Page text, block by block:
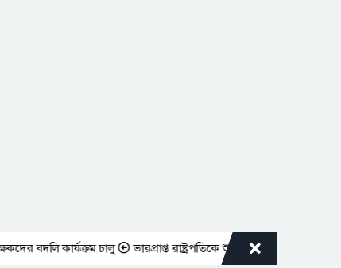
কার্যক্রম চালু ভারপ্রাপ্ত রাষ্ট্রপতিকে শুভেচ্ছা জানালেন রাসিক